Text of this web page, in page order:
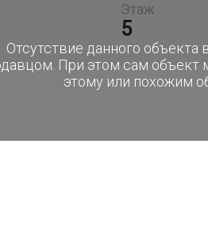
Отсутствие данного объекта
При этом сам объект
этому или похожим
Этаж
5